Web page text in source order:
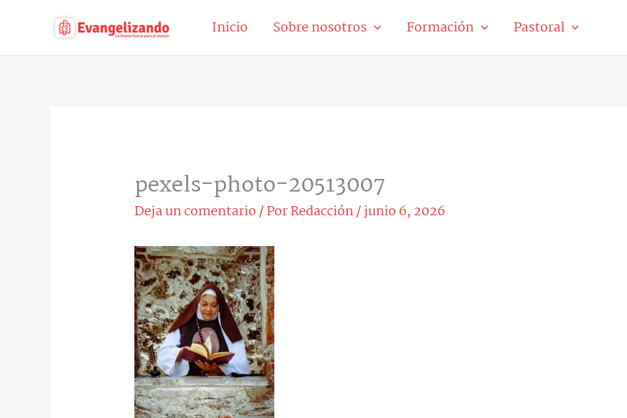
contenido
Inicio Sobre nosotros Formación Pastoral
pexels-photo-20513007
Deja un comentario/ PorRedacción/junio 6, 2026